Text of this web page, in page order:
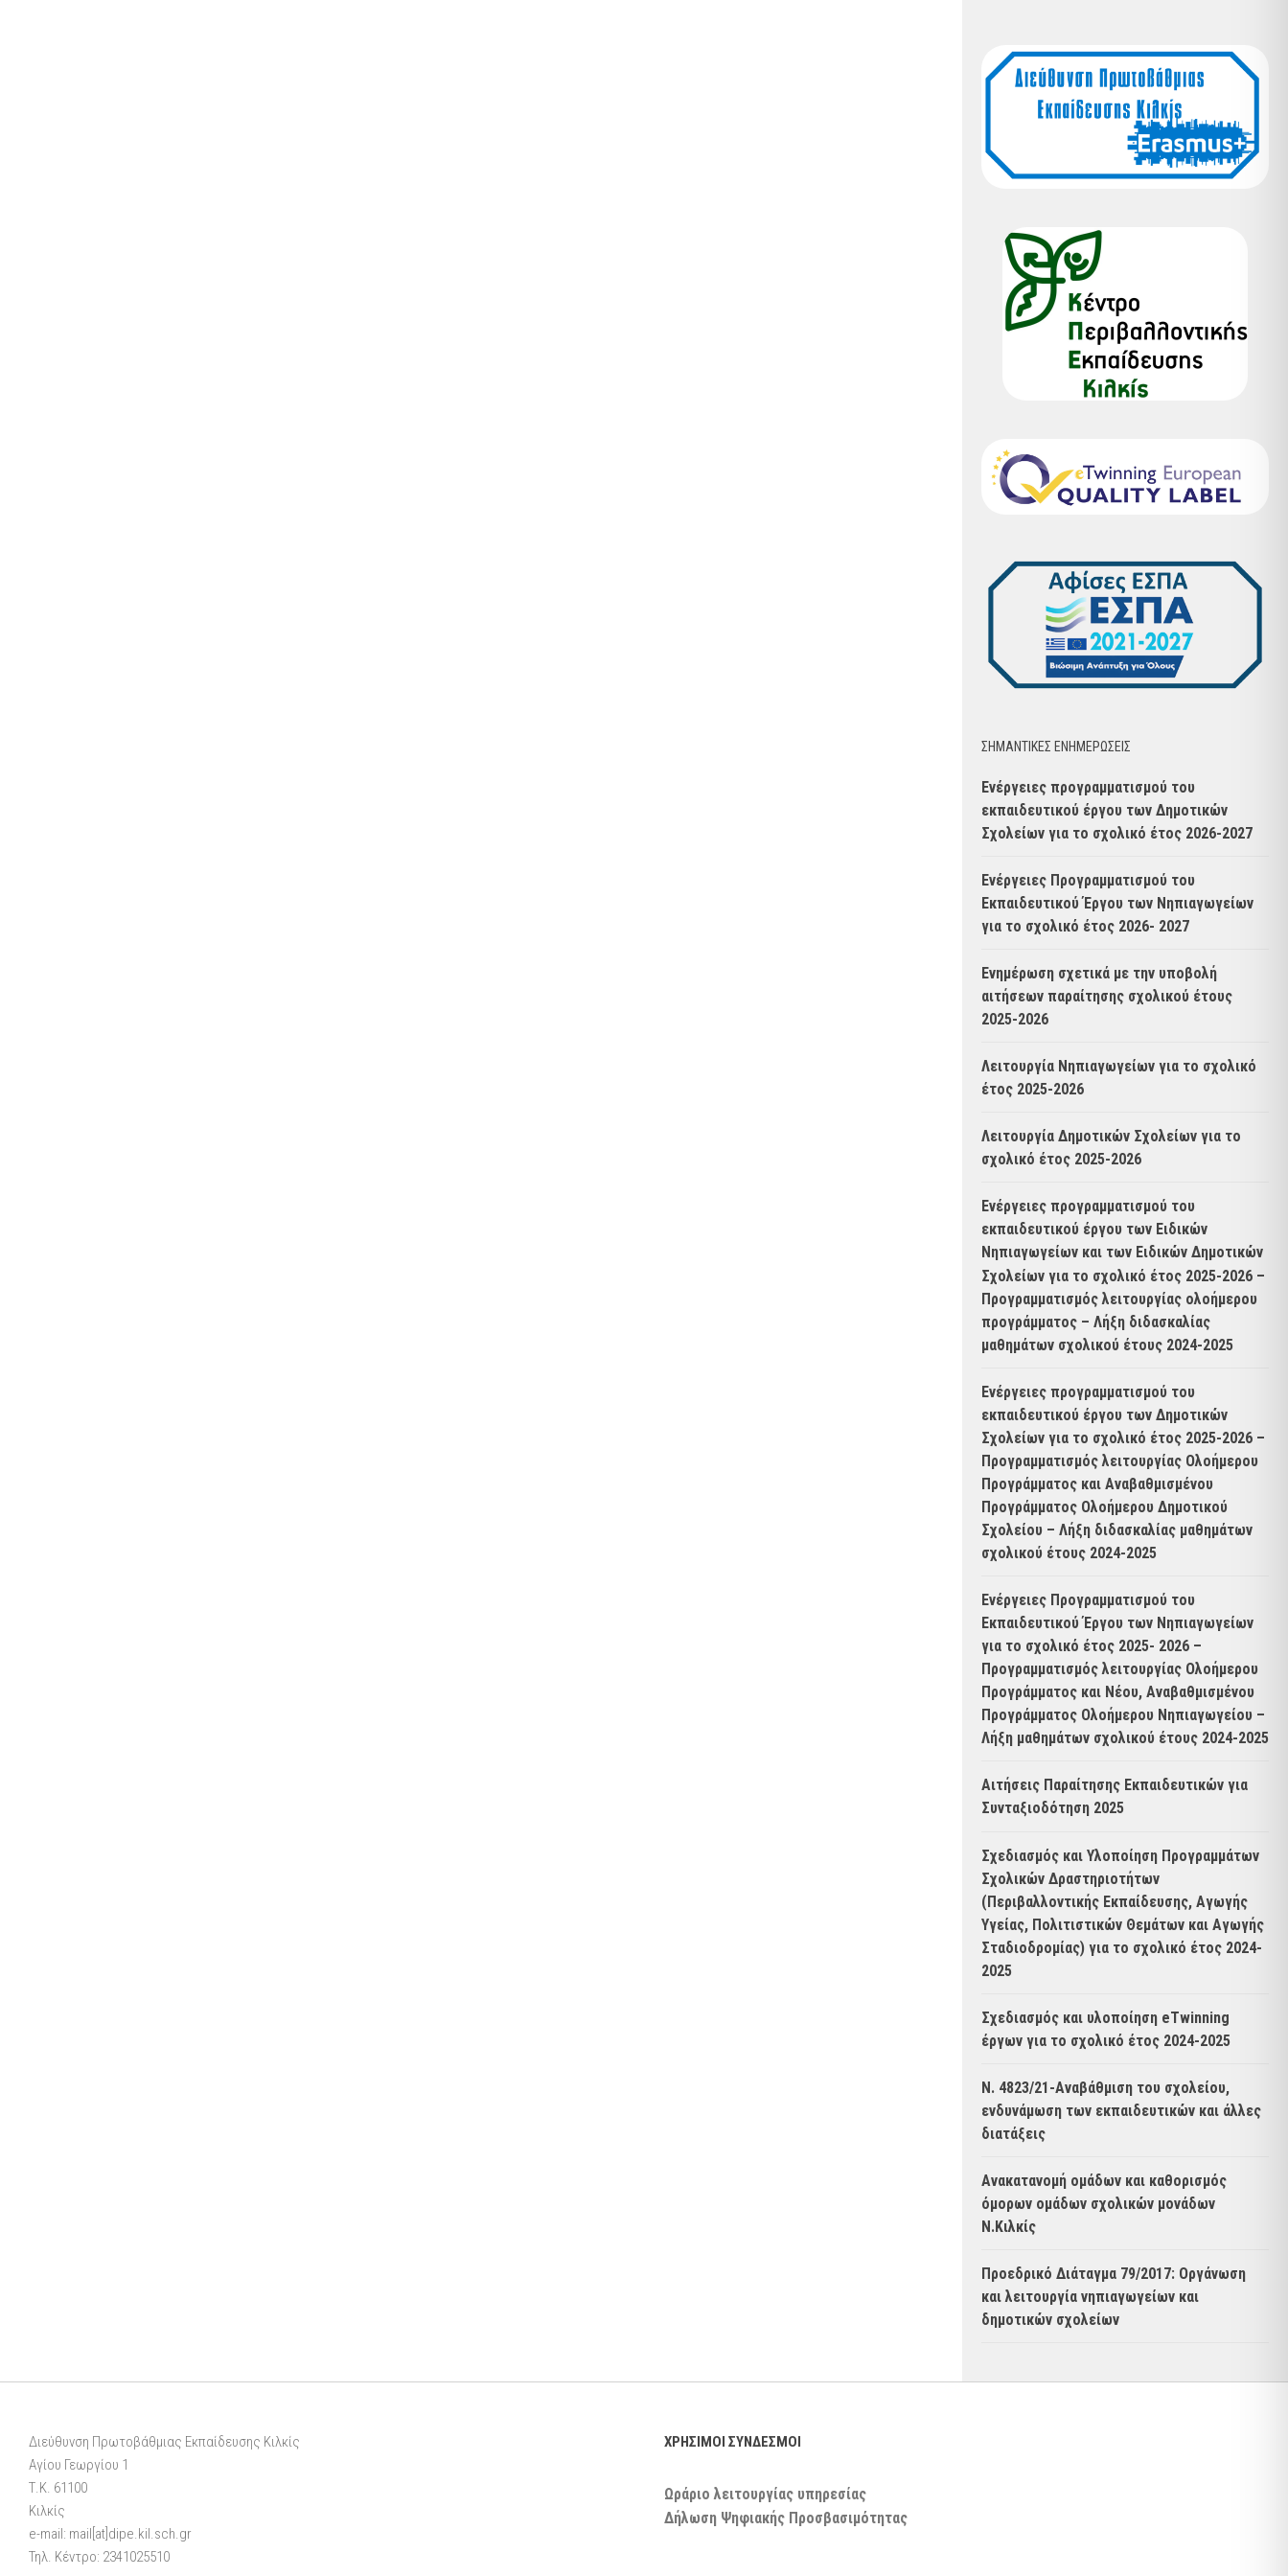
ΣΗΜΑΝΤΙΚΈΣ ΕΝΗΜΈΡΩΣΕΙΣ
Ενέργειες προγραμματισμού του
εκπαιδευτικού έργου των Δημοτικών
Σχολείων για το σχολικό έτος 2026-2027
Ενέργειες Προγραμματισμού του
Εκπαιδευτικού Έργου των Νηπιαγωγείων
για το σχολικό έτος 2026- 2027
Ενημέρωση σχετικά με την υποβολή
αιτήσεων παραίτησης σχολικού έτους
2025-2026
Λειτουργία Νηπιαγωγείων για το σχολικό
έτος 2025-2026
Λειτουργία Δημοτικών Σχολείων για το
σχολικό έτος 2025-2026
Ενέργειες προγραμματισμού του
εκπαιδευτικού έργου των Ειδικών
Νηπιαγωγείων και των Ειδικών Δημοτικών
Σχολείων για το σχολικό έτος 2025-2026 –
Προγραμματισμός λειτουργίας ολοήμερου
προγράμματος – Λήξη διδασκαλίας
μαθημάτων σχολικού έτους 2024-2025
Ενέργειες προγραμματισμού του
εκπαιδευτικού έργου των Δημοτικών
Σχολείων για το σχολικό έτος 2025-2026 –
Προγραμματισμός λειτουργίας Ολοήμερου
Προγράμματος και Αναβαθμισμένου
Προγράμματος Ολοήμερου Δημοτικού
Σχολείου – Λήξη διδασκαλίας μαθημάτων
σχολικού έτους 2024-2025
Ενέργειες Προγραμματισμού του
Εκπαιδευτικού Έργου των Νηπιαγωγείων
για το σχολικό έτος 2025- 2026 –
Προγραμματισμός λειτουργίας Ολοήμερου
Προγράμματος και Νέου, Αναβαθμισμένου
Προγράμματος Ολοήμερου Νηπιαγωγείου –
Λήξη μαθημάτων σχολικού έτους 2024-2025
Αιτήσεις Παραίτησης Εκπαιδευτικών για
Συνταξιοδότηση 2025
Σχεδιασμός και Υλοποίηση Προγραμμάτων
Σχολικών Δραστηριοτήτων
(Περιβαλλοντικής Εκπαίδευσης, Αγωγής
Υγείας, Πολιτιστικών Θεμάτων και Αγωγής
Σταδιοδρομίας) για το σχολικό έτος 2024-
2025
Σχεδιασμός και υλοποίηση eTwinning
έργων για το σχολικό έτος 2024-2025
Ν. 4823/21-Αναβάθμιση του σχολείου,
ενδυνάμωση των εκπαιδευτικών και άλλες
διατάξεις
Ανακατανομή ομάδων και καθορισμός
όμορων ομάδων σχολικών μονάδων
Ν.Κιλκίς
Προεδρικό Διάταγμα 79/2017: Οργάνωση
και λειτουργία νηπιαγωγείων και
δημοτικών σχολείων
Διεύθυνση Πρωτοβάθμιας Εκπαίδευσης Κιλκίς
Αγίου Γεωργίου 1
Τ.Κ. 61100
Κιλκίς
e-mail: mail[at]dipe.kil.sch.gr
Τηλ. Κέντρο: 2341025510
ΧΡΗΣΙΜΟΙ ΣΥΝΔΕΣΜΟΙ
Ωράριο λειτουργίας υπηρεσίας
Δήλωση Ψηφιακής Προσβασιμότητας